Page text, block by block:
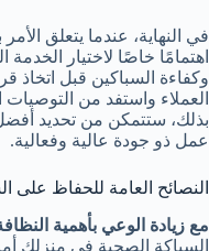
في النهاية، عندما يتعلق
اهتمامًا خاصًا لاختيار
وكفاءة السباكين قبل اتخاذ
العملاء واستفد من
بذلك، ستتمكن من تحديد
عمل ذو جودة عالية وفعالية.
النصائح العامة للحفاظ على
مع زيادة الوعي بأهمية
السباكة الصحية في منزلك